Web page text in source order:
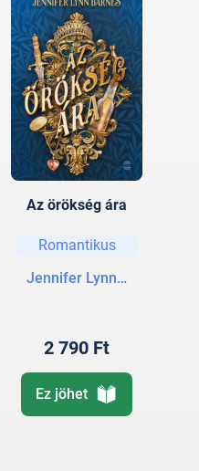
Az örökség ára
Romantikus
Jennifer Lynn Barnes
2 790 Ft
Ez jöhet